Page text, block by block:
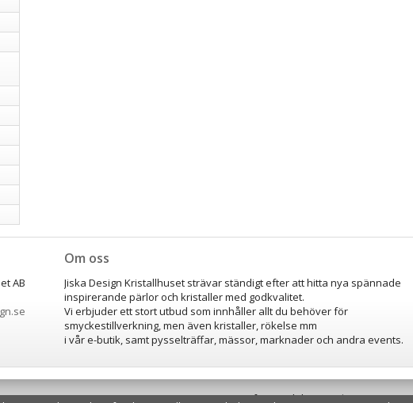
AB
Om oss
Jiska Design Kristallhuset strävar ständigt efter att hitta nya spännade
inspirerande pärlor och kristaller med godkvalitet.
Vi erbjuder ett stort utbud som innhåller allt du behöver för
smyckestillverkning, men även kristaller, rökelse mm
i vår e-butik, samt pysselträffar, mässor, marknader och andra events.
Drift & produktion:Wikinggruppen